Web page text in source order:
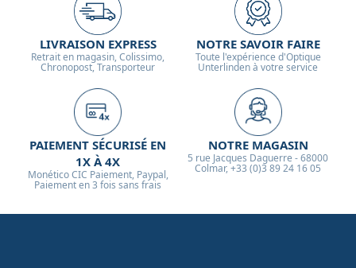
LIVRAISON EXPRESS
Retrait en magasin, Colissimo,
Chronopost, Transporteur
NOTRE SAVOIR FAIRE
Toute l'expérience d'Optique
Unterlinden à votre service
PAIEMENT SÉCURISÉ EN
1X À 4X
Monético CIC Paiement, Paypal,
Paiement en 3 fois sans frais
NOTRE MAGASIN
5 rue Jacques Daguerre - 68000
Colmar, +33 (0)3 89 24 16 05